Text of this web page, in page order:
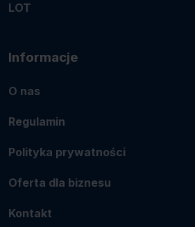
LOT
Informacje
O nas
Regulamin
Polityka prywatności
Oferta dla biznesu
Kontakt